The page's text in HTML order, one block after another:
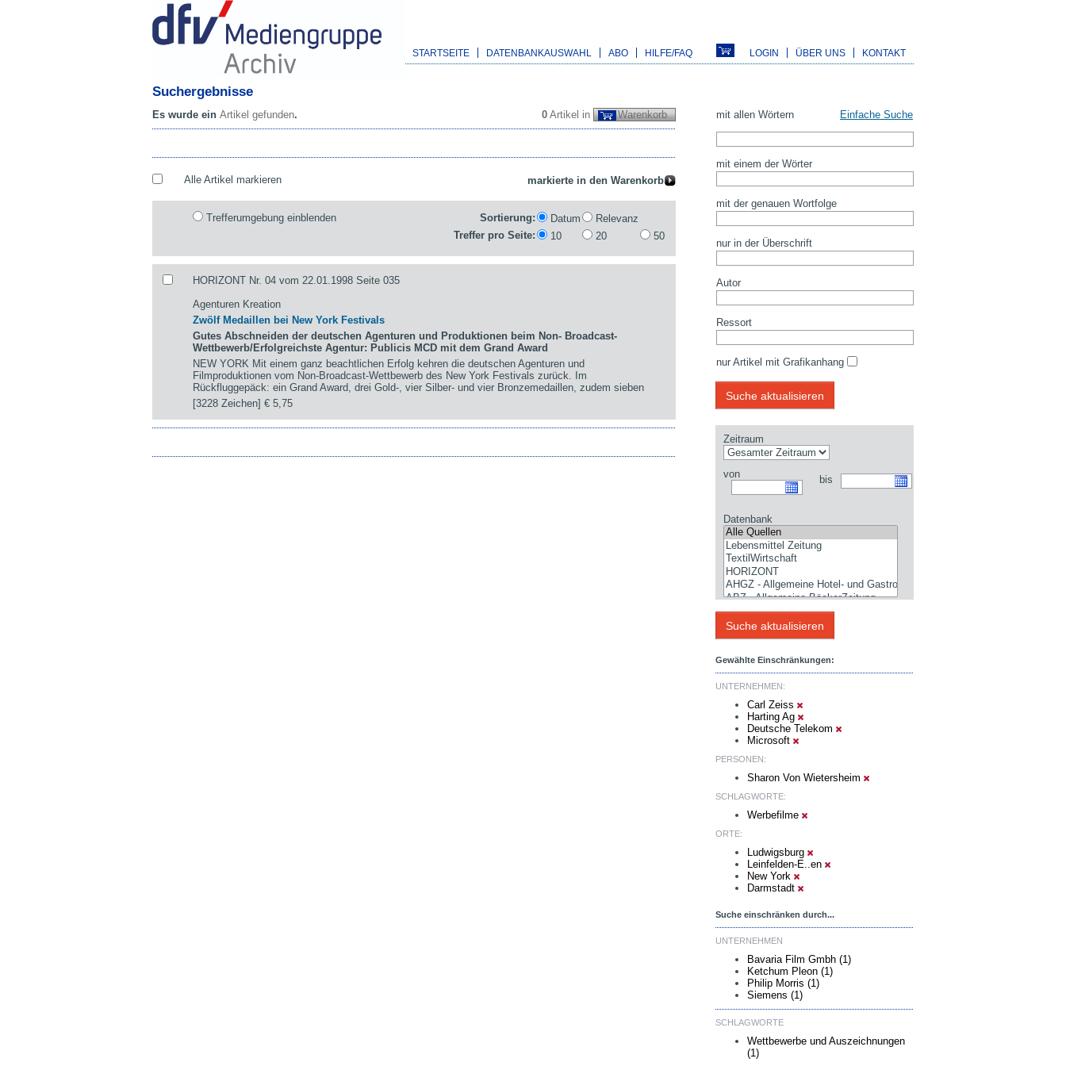
STARTSEITE DATENBANKAUSWAHL ABO HILFE/FAQ LOGIN ÜBER UNS KONTAKT
Suchergebnisse
0 Artikel in Warenkorb
Es wurde ein Artikel gefunden.
Alle Artikel markieren
Trefferumgebung einblenden Sortierung: Datum
Relevanz
Treffer pro Seite:
10 20 50
HORIZONT Nr. 04 vom 22.01.1998 Seite 035
Agenturen Kreation
Zwölf Medaillen bei New York Festivals
Gutes Abschneiden der deutschen Agenturen und Produktionen beim Non- Broadcast-
Wettbewerb/Erfolgreichste Agentur: Publicis MCD mit dem Grand Award
NEW YORK Mit einem ganz beachtlichen Erfolg kehren die deutschen Agenturen und
Filmproduktionen vom Non-Broadcast-Wettbewerb des New York Festivals zurück. Im
Rückfluggepäck: ein Grand Award, drei Gold-, vier Silber- und vier Bronzemedaillen, zudem sieben
[3228 Zeichen]€ 5,75
mit allen Wörtern Einfache Suche
mit einem der Wörter
mit der genauen Wortfolge
nur in der Überschrift
Autor
Ressort
nur Artikel mit Grafikanhang
Zeitraum
von bis
Datenbank
Gewählte Einschränkungen:
UNTERNEHMEN:
Carl Zeiss
Harting Ag
Deutsche Telekom
Microsoft
PERSONEN:
Sharon Von Wietersheim
SCHLAGWORTE:
Werbefilme
ORTE:
Ludwigsburg
Leinfelden-E..en
New York
Darmstadt
Suche einschränken durch...
UNTERNEHMEN
Bavaria Film Gmbh (1)
Ketchum Pleon (1)
Philip Morris (1)
Siemens (1)
SCHLAGWORTE
Wettbewerbe und Auszeichnungen
(1)